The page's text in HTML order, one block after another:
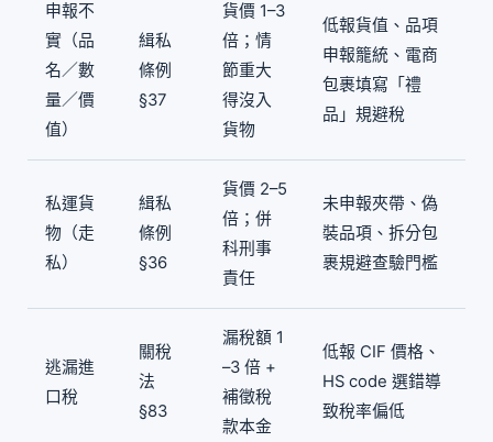
申報不
實（品
名／數
量／價
值）
緝私
條例
§37
貨價 1–3
倍；情
節重大
得沒入
貨物
低報貨值、品項
申報籠統、電商
包裹填寫「禮
品」規避稅
私運貨
物（走
私）
緝私
條例
§36
貨價 2–5
倍；併
科刑事
責任
未申報夾帶、偽
裝品項、拆分包
裹規避查驗門檻
逃漏進
口稅
關稅
法
§83
漏稅額 1
–3 倍 +
補徵稅
款本金
低報 CIF 價格、
HS code 選錯導
致稅率偏低